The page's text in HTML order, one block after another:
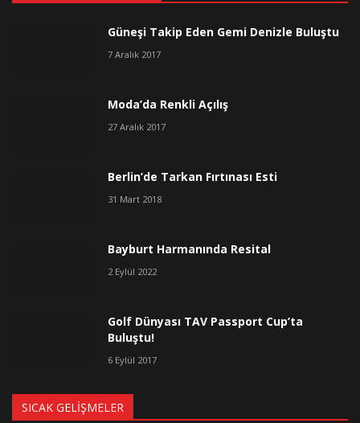
Güneşi Takip Eden Gemi Denizle Buluştu
7 Aralık 2017
Moda’da Renkli Açılış
27 Aralık 2017
Berlin’de Tarkan Fırtınası Esti
31 Mart 2018
Bayburt Harmanında Resital
2 Eylül 2022
Golf Dünyası TAV Passport Cup’ta
Buluştu!
6 Eylül 2017
SICAK GELIŞMELER